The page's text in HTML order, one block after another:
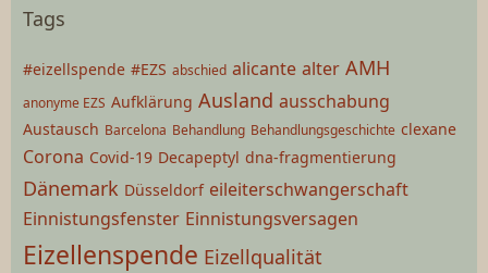
Tags
#eizellspende #EZS abschied alicante alter AMH
anonyme EZS Aufklärung Ausland ausschabung
Austausch Barcelona Behandlung Behandlungsgeschichte clexane
Corona Covid-19 Decapeptyl dna-fragmentierung
Dänemark Düsseldorf eileiterschwangerschaft
Einnistungsfenster Einnistungsversagen
Eizellenspende Eizellqualität